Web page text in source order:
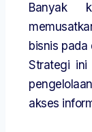
Banyak
bisnis
Strategi ini
akses